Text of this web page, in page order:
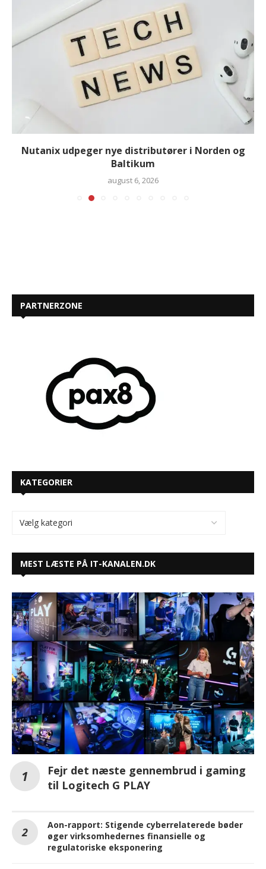
Nutanix udpeger nye distributører i Norden og
Baltikum
august 6, 2026
PARTNERZONE
KATEGORIER
MEST LÆSTE PÅ IT-KANALEN.DK
Fejr det næste gennembrud i gaming
til Logitech G PLAY
Aon-rapport: Stigende cyberrelaterede bøder
øger virksomhedernes finansielle og
regulatoriske eksponering